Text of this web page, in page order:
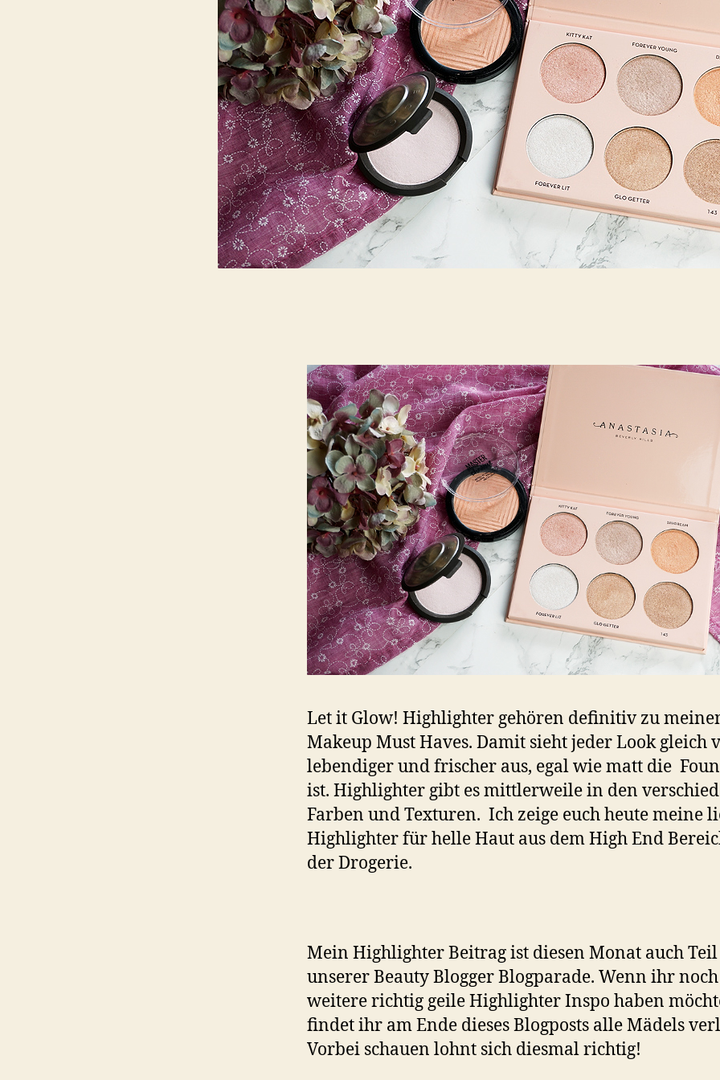
Let it Glow! Highlighter gehören definitiv zu
Makeup Must Haves. Damit sieht jeder Look gleich
lebendiger und frischer aus, egal wie matt die
ist. Highlighter gibt es mittlerweile in den
Farben und Texturen. Ich zeige euch heute meine
Highlighter für helle Haut aus dem High End
der Drogerie.
Mein Highlighter Beitrag ist diesen Monat auch Teil
unserer Beauty Blogger Blogparade. Wenn ihr noch
weitere richtig geile Highlighter Inspo haben
findet ihr am Ende dieses Blogposts alle Mädels
Vorbei schauen lohnt sich diesmal richtig!